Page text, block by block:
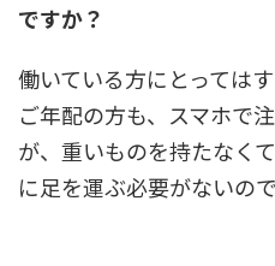
ですか？
働いている方にとっては
ご年配の方も、スマホで
が、重いものを持たなく
に足を運ぶ必要がないの